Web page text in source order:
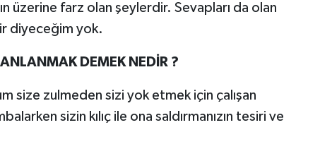
üzerine farz olan şeylerdir. Sevapları da olan
diyeceğim yok.
DEMEK NEDİR ?
size zulmeden sizi yok etmek için çalışan
sizin kılıç ile ona saldırmanızın tesiri ve